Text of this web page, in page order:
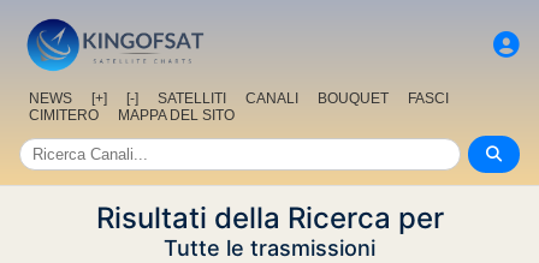
NEWS [+] [-] SATELLITI CANALI BOUQUET
FASCI
CIMITERO
MAPPA DEL SITO
Risultati della Ricerca per
Tutte le trasmissioni